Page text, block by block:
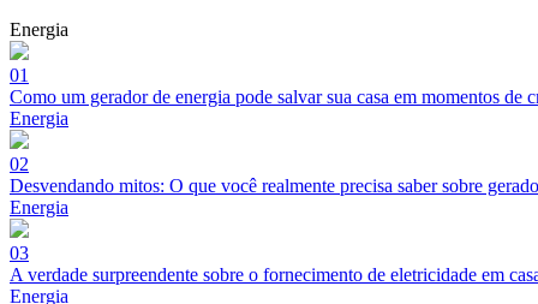
Energia
01
Como um gerador de energia pode salvar sua casa em momentos de
Energia
02
Desvendando mitos: O que você realmente precisa saber sobre
Energia
03
A verdade surpreendente sobre o fornecimento de eletricidade em
Energia